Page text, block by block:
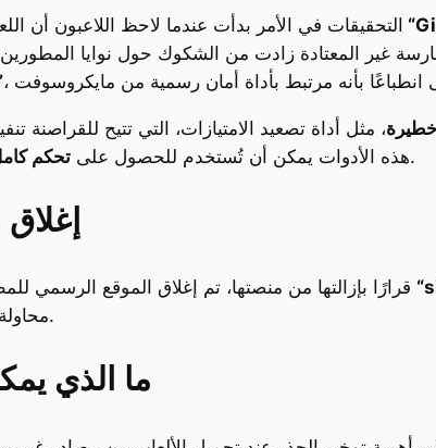
التحقيقات في الأمر بدأت عندما لاحظ اللاعبون أن
غير المعتادة زادت من الشكوك حول نوايا
، مثل أداة تصعيد الامتيازات، التي تتيح للقراصنة
هذه الأدوات يمكن أن تُستخدم للحصول على تحكم في أجهزة المستخدمين وسرقة بياناتهم الحساسة.
محاولة إخفاء أي أثر للمطورين المسؤولين عن نشر اللعبة.
ما الذي